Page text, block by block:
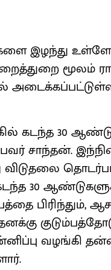
இழந்து
மூலம்
கடந்த 30
சாந்தன்.
30
பிரிந்தும்,
வழங்கி